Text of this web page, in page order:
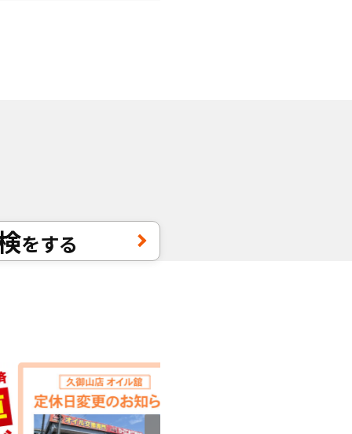
をする